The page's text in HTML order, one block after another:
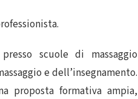
scuole di massaggio
e dell’insegnamento.
proposta formativa ampia,